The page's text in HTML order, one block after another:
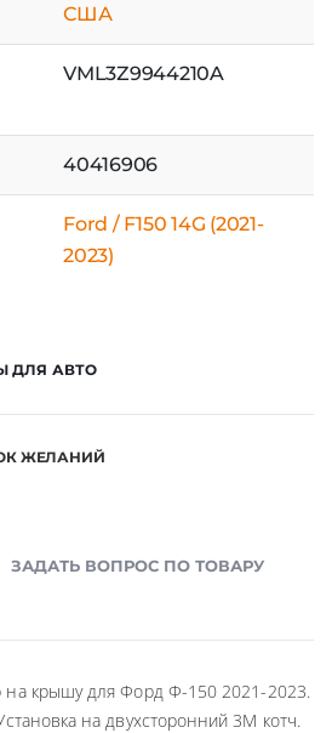
США
VML3Z9944210A
40416906
Ford / F150 14G (2021-
2023)
ДЛЯ АВТО
ЖЕЛАНИЙ
ЗАДАТЬ ВОПРОС ПО ТОВАРУ
крышу для Форд Ф-150 2021-2023.
на двухсторонний 3М котч.